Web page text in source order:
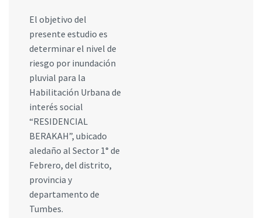
El objetivo del
presente estudio es
determinar el nivel de
riesgo por inundación
pluvial para la
Habilitación Urbana de
interés social
“RESIDENCIAL
BERAKAH”, ubicado
aledaño al Sector 1° de
Febrero, del distrito,
provincia y
departamento de
Tumbes.